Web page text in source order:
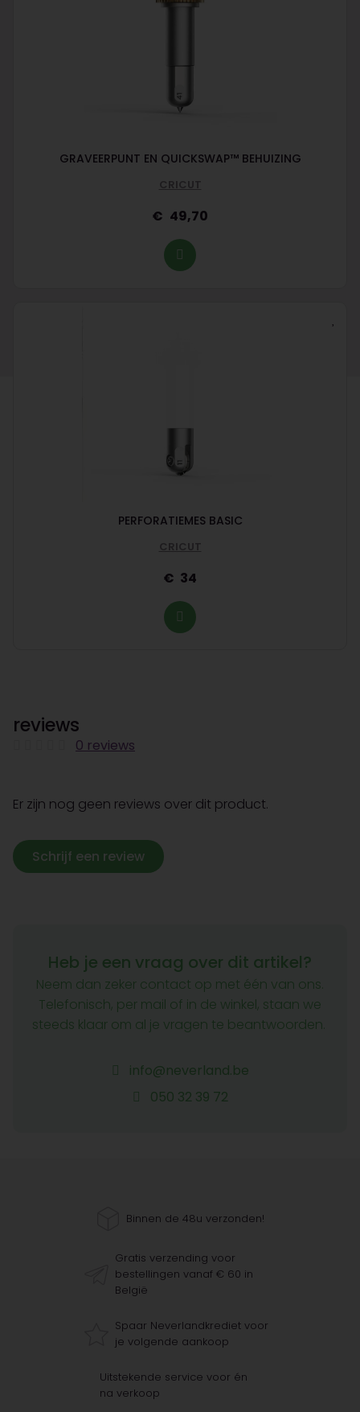
GRAVEERPUNT EN QUICKSWAP™ BEHUIZING
CRICUT
49,70
PERFORATIEMES BASIC
CRICUT
34
reviews
0 reviews
Er zijn nog geen reviews over dit product.
Schrijf een review
Heb je een vraag over dit artikel?
Neem dan zeker contact op met één van ons.
Telefonisch, per mail of in de winkel, staan we
steeds klaar om al je vragen te beantwoorden.
info@neverland.be
050 32 39 72
Binnen de 48u verzonden!
Gratis verzending voor
bestellingen vanaf € 60 in
België
Spaar Neverlandkrediet voor
je volgende aankoop
Uitstekende service voor én
na verkoop